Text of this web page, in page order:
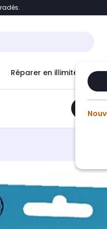
Accéder directement
Réparer en illimité avec